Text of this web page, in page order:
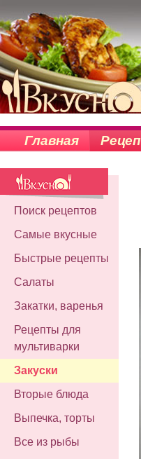
Главная
Поиск рецептов
Самые вкусные
Быстрые рецепты
Салаты
Закатки, варенья
Рецепты для
мультиварки
Закуски
Вторые блюда
Выпечка, торты
Все из рыбы